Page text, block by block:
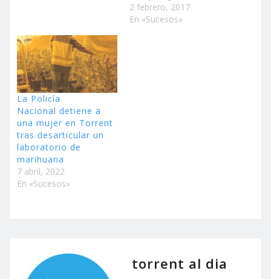
2 febrero, 2017
En «Sucesos»
La Policía
Nacional detiene a
una mujer en Torrent
tras desarticular un
laboratorio de
marihuana
7 abril, 2022
En «Sucesos»
torrent al dia